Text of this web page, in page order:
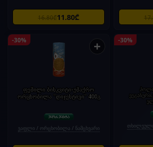
16.80₾11.80₾
-30% +
ფემილი ბისკვიტი-უშაქრო
ორცხობილა "დიჯესტივი" 400გ
ვაფლი / ორცხობილა / ნამცხვარი
-30%
თხილეული